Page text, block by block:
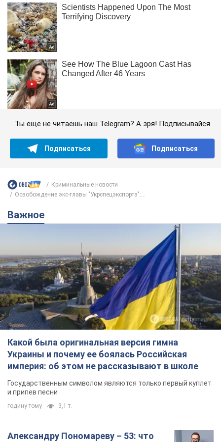
Ты еще не читаешь наш Telegram? А зря! Подписывайся
Подписаться Подписаться
Криминальные новости
Освобождение экс-главы "Укрспецэкспорта":...
Важное
Какой была оригинальная версия гимна
Украины и почему ее боялась Российская
империя: об этом не рассказывают в школе
Государственным символом являются только первый куплет
и припев песни
годину тому 3,1 т.
Александру Пономареву – 53: что